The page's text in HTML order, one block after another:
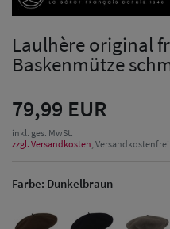
Laulhère original
Baskenmütze
79,99 EUR
inkl. ges. MwSt.
zzgl. Versandkosten ,
Farbe: Dunkelbraun